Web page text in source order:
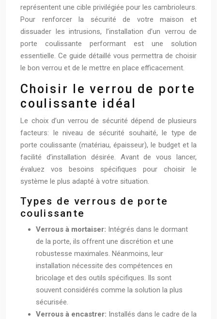
représentent une cible privilégiée pour les cambrioleurs.
Pour renforcer la sécurité de votre maison et
dissuader les intrusions, l’installation d’un verrou de
porte coulissante performant est une solution
essentielle. Ce guide détaillé vous permettra de choisir
le bon verrou et de le mettre en place efficacement.
Choisir le verrou de porte
coulissante idéal
Le choix d’un verrou de sécurité dépend de plusieurs
facteurs: le niveau de sécurité souhaité, le type de
porte coulissante (matériau, épaisseur), le budget et la
facilité d’installation désirée. Avant de vous lancer,
évaluez vos besoins spécifiques pour choisir le
système le plus adapté à votre situation.
Types de verrous de porte
coulissante
Verrous à mortaiser: Intégrés dans le dormant
de la porte, ils offrent une discrétion et une
robustesse maximales. Néanmoins, leur
installation nécessite des compétences en
bricolage et des outils spécifiques. Ils sont
souvent considérés comme la solution la plus
sécurisée.
Verrous à encastrer: Installés dans le cadre de la